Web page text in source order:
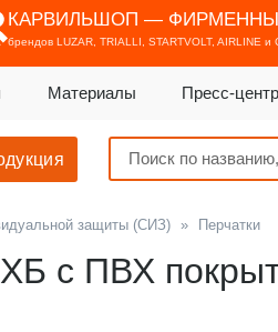
КАРВИЛЬШОП —
брендов LUZAR, TRIALLI, STARTVOLT, AIRLINE и
Материалы Пресс-центр
защиты (СИЗ) » Перчатки
с ПВХ